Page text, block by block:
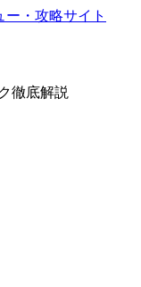
徹底解説